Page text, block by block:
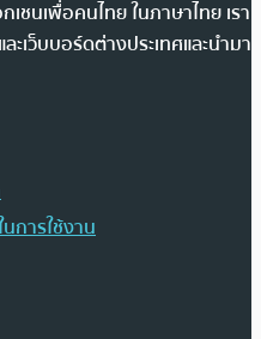
ชนเพื่อคนไทย ในภาษาไทย เรา
เว็บบอร์ดต่างประเทศและนำมา
การใช้งาน